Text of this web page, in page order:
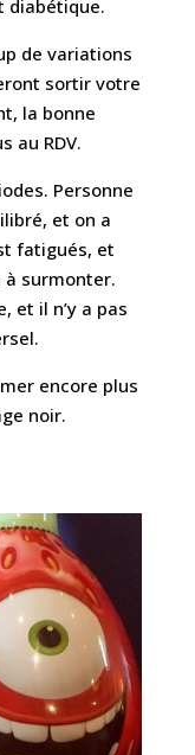
diabétique.
de variations
sortir votre
la bonne
au RDV.
Personne
et on a
fatigués, et
à surmonter.
et il n’y a pas
encore plus
noir.